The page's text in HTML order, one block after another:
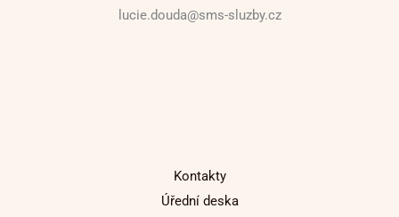
lucie.douda@sms-sluzby.cz
Kontakty
Úřední deska